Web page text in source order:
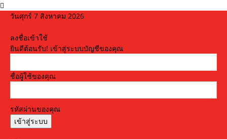
วันศุกร์ 7 สิงหาคม 2026
ลงชื่อเข้าใช้
ยินดีต้อนรับ! เข้าสู่ระบบบัญชีของคุณ
ชื่อผู้ใช้ของคุณ
รหัสผ่านของคุณ